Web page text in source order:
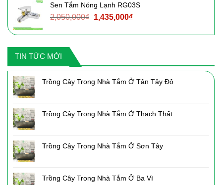
3,090,000₫.là:
2,160,000₫.
Sen Tắm Nóng Lạnh RG03S
2,050,000₫ Giá
là:
1,435,000₫Giá
tại
TIN TỨC MỚI
Trồng Cây Trong Nhà Tắm Ở Tân Tây Đô
Trồng Cây Trong Nhà Tắm Ở Thạch Thất
Trồng Cây Trong Nhà Tắm Ở Sơn Tây
Trồng Cây Trong Nhà Tắm Ở Ba Vì